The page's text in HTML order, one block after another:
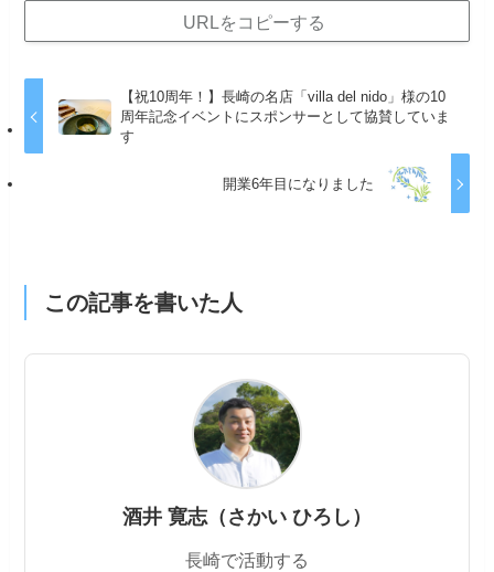
URLをコピーする
【祝10周年！】長崎の名店「villa del nido」様の10
周年記念イベントにスポンサーとして協賛していま
す
開業6年目になりました
この記事を書いた人
酒井 寛志（さかい ひろし）
長崎で活動する